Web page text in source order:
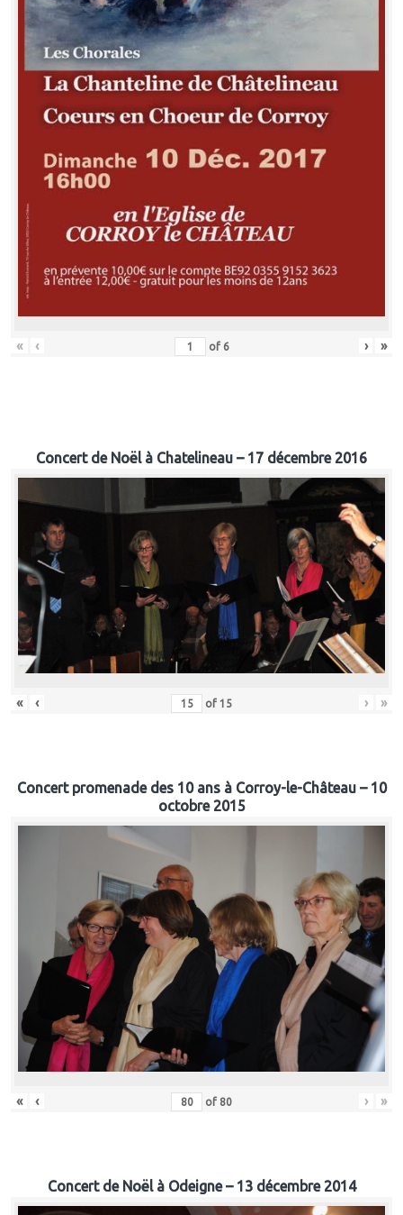
« ‹ of 6 › »
Concert de Noël à Chatelineau – 17 décembre 2016
« ‹ of 15 › »
Concert promenade des 10 ans à Corroy-le-Château – 10
octobre 2015
« ‹ of 80 › »
Concert de Noël à Odeigne – 13 décembre 2014